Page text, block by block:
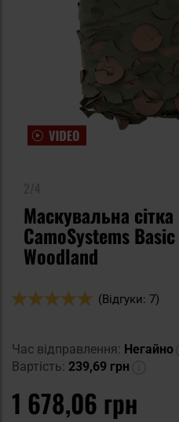
Маскувальна
CamoSystems
Woodland
Оцінка:
(Відгуки: 7)
Час відправлення: Негайно
Вартість: 239,69 грн
1 678,06 грн